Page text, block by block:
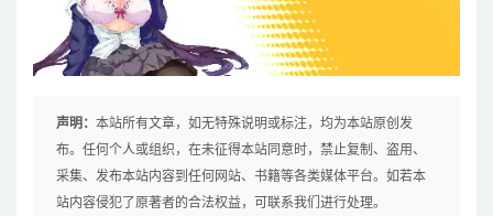
声明： 本站所有文章，如无特殊说明或标注，均为本站原创发
布。任何个人或组织，在未征得本站同意时，禁止复制、盗用、
采集、发布本站内容到任何网站、书籍等各类媒体平台。如若本
站内容侵犯了原著者的合法权益，可联系我们进行处理。